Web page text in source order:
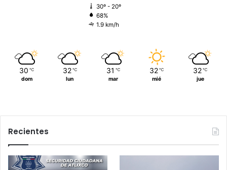
30º - 20º
68%
1.9 km/h
30 ℃
dom
32 ℃
lun
31 ℃
mar
32 ℃
mié
32 ℃
jue
Recientes